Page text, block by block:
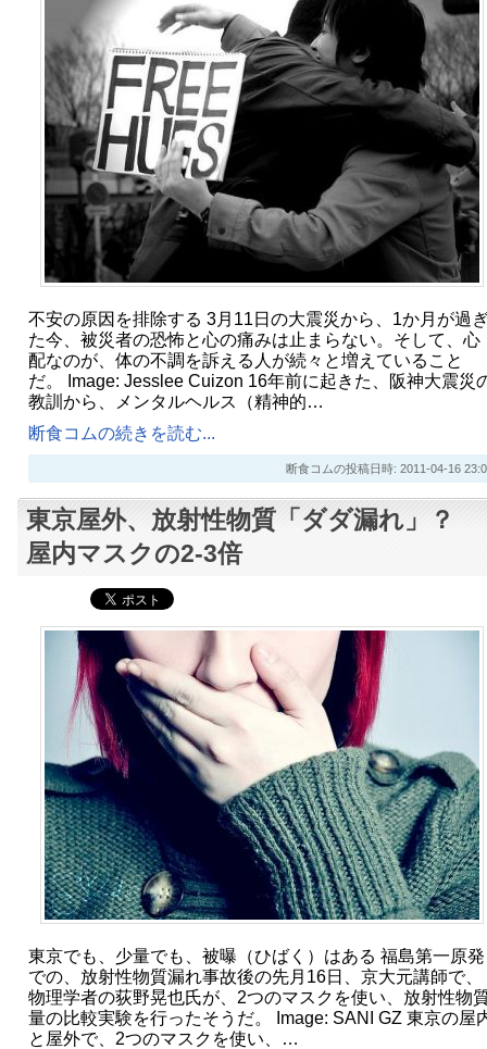
不安の原因を排除する 3月11日の大震災から、1か月が過
た今、被災者の恐怖と心の痛みは止まらない。そして、心
配なのが、体の不調を訴える人が続々と増えていること
だ。 Image: Jesslee Cuizon 16年前に起きた、阪神大震災
教訓から、メンタルヘルス（精神的…
断食コムの続きを読む...
断食コムの投稿日時: 2011-04-16
東京屋外、放射性物質「ダダ漏れ」？
屋内マスクの2-3倍
東京でも、少量でも、被曝（ひばく）はある 福島第一原発
での、放射性物質漏れ事故後の先月16日、京大元講師で、
物理学者の荻野晃也氏が、2つのマスクを使い、放射性物
量の比較実験を行ったそうだ。 Image: SANI GZ 東京の屋
と屋外で、2つのマスクを使い、…